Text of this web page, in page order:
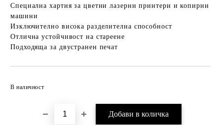
Специална хартия за цветни лазерни принтери и копирни
машини
Изключително висока разделителна способност
Отлична устойчивост на стареене
Подходяща за двустранен печат
В наличност